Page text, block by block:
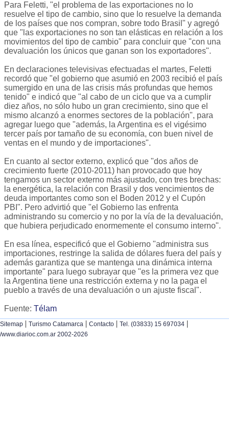
Para Feletti, "el problema de las exportaciones no lo
resuelve el tipo de cambio, sino que lo resuelve la demanda
de los países que nos compran, sobre todo Brasil" y agregó
que "las exportaciones no son tan elásticas en relación a los
movimientos del tipo de cambio" para concluir que "con una
devaluación los únicos que ganan son los exportadores".
En declaraciones televisivas efectuadas el martes, Feletti
recordó que "el gobierno que asumió en 2003 recibió el país
sumergido en una de las crisis más profundas que hemos
tenido" e indicó que "al cabo de un ciclo que va a cumplir
diez años, no sólo hubo un gran crecimiento, sino que el
mismo alcanzó a enormes sectores de la población", para
agregar luego que "además, la Argentina es el vigésimo
tercer país por tamaño de su economía, con buen nivel de
ventas en el mundo y de importaciones".
En cuanto al sector externo, explicó que "dos años de
crecimiento fuerte (2010-2011) han provocado que hoy
tengamos un sector externo más ajustado, con tres brechas:
la energética, la relación con Brasil y dos vencimientos de
deuda importantes como son el Boden 2012 y el Cupón
PBI". Pero advirtió que "el Gobierno las enfrenta
administrando su comercio y no por la vía de la devaluación,
que hubiera perjudicado enormemente el consumo interno".
En esa línea, especificó que el Gobierno "administra sus
importaciones, restringe la salida de dólares fuera del país y
además garantiza que se mantenga una dinámica interna
importante" para luego subrayar que "es la primera vez que
la Argentina tiene una restricción externa y no la paga el
pueblo a través de una devaluación o un ajuste fiscal".
Fuente: Télam
Sitemap | Turismo Catamarca | Contacto | Tel. (03833) 15 697034 |
/www.diarioc.com.ar 2002-2026